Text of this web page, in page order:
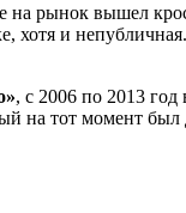
на рынок вышел
хотя и
, с 2006 по 2013 год
на тот момент был